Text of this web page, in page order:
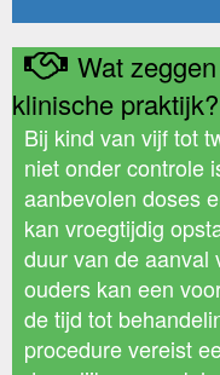
Wat
klinische praktijk?
Bij kind van vijf tot
niet onder controle
aanbevolen doses
kan vroegtijdig
duur van de aanval
ouders kan een
de tijd tot
procedure vereist